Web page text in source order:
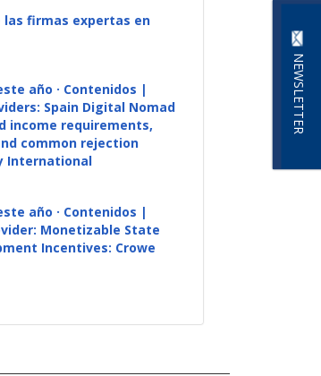
NEWSLETTER
las firmas expertas en
año · Contenidos |
Spain Digital Nomad
income requirements,
common rejection
International
año · Contenidos |
Monetizable State
Incentives: Crowe